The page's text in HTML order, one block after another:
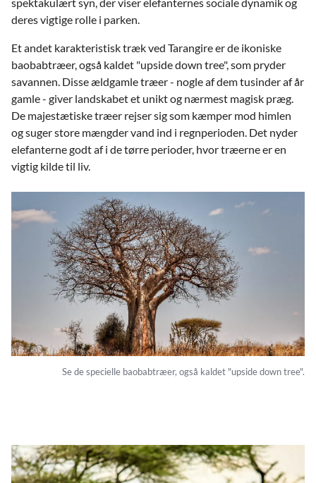
deres vigtige rolle i parken.
Et andet karakteristisk træk ved Tarangire er de ikoniske
baobabtræer, også kaldet "upside down tree", som pryder
savannen. Disse ældgamle træer - nogle af dem tusinder af år
gamle - giver landskabet et unikt og nærmest magisk præg.
De majestætiske træer rejser sig som kæmper mod himlen
og suger store mængder vand ind i regnperioden. Det nyder
elefanterne godt af i de tørre perioder, hvor træerne er en
vigtig kilde til liv.
Se de specielle baobabtræer, også kaldet "upside down tree".